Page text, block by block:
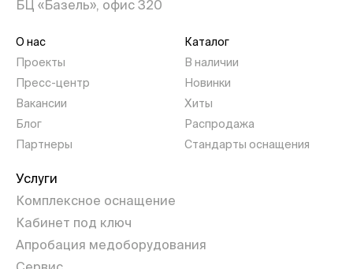
БЦ «Базель», офис 320
О нас
Проекты
Пресс-центр
Вакансии
Блог
Партнеры
Каталог
В наличии
Новинки
Хиты
Распродажа
Стандарты оснащения
Услуги
Комплексное оснащение
Кабинет под ключ
Апробация медоборудования